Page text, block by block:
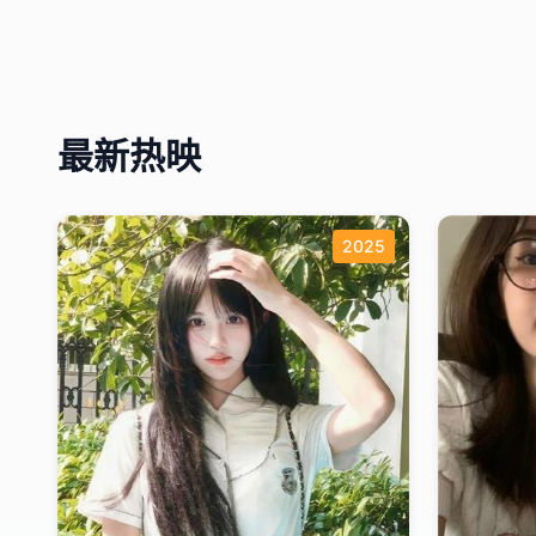
最新热映
2025